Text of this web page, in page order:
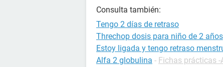
Consulta también:
Tengo 2 días de retraso
Threchop dosis para niño de 2 años
Estoy ligada y tengo retraso
Alfa 2 globulina - Fichas prácticas